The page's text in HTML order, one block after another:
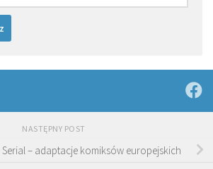
NASTĘPNY POST
Serial – adaptacje komiksów europejskich